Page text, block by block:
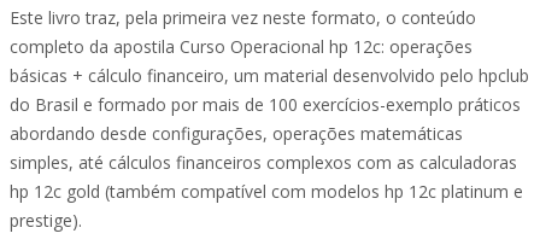
Este livro traz, pela primeira vez neste formato, o conteúdo
completo da apostila Curso Operacional hp 12c: operações
básicas + cálculo financeiro, um material desenvolvido pelo hpclub
do Brasil e formado por mais de 100 exercícios-exemplo práticos
abordando desde configurações, operações matemáticas
simples, até cálculos financeiros complexos com as calculadoras
hp 12c gold (também compatível com modelos hp 12c platinum e
prestige).